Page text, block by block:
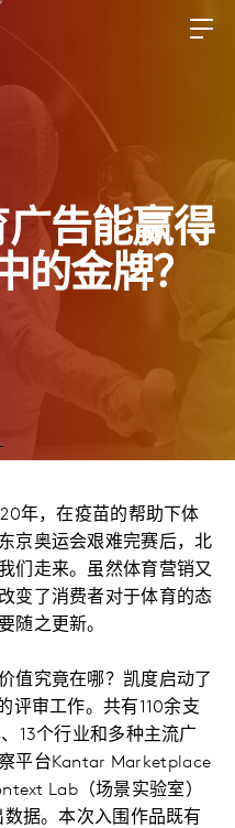
告能赢得
的金牌？
年，在疫苗的帮助下体
京奥运会艰难完赛后，北
们走来。虽然体育营销又
变了消费者对于体育的态
随之更新。
值究竟在哪？凯度启动了
评审工作。共有110余支
13个行业和多种主流广
平台Kantar Marketplace
Lab（场景实验室）
据。本次入围作品既有